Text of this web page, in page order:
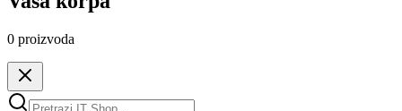
0 proizvoda